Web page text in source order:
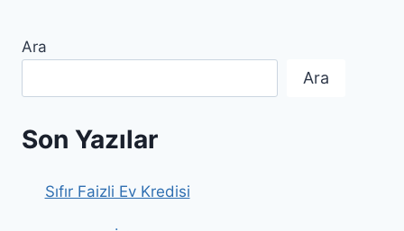
Ara
Ara
Son Yazılar
Sıfır Faizli Ev Kredisi